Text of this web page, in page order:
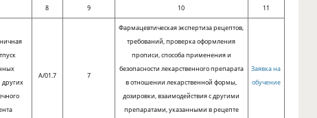
8 9 10 11
других
A/01.7 7
Фармацевтическая экспертиза рецептов,
требований, проверка оформления
прописи, способа применения и
безопасности лекарственного препарата
в отношении лекарственной формы,
дозировки, взаимодействия с другими
препаратами, указанными в рецепте
Заявка на
обучение